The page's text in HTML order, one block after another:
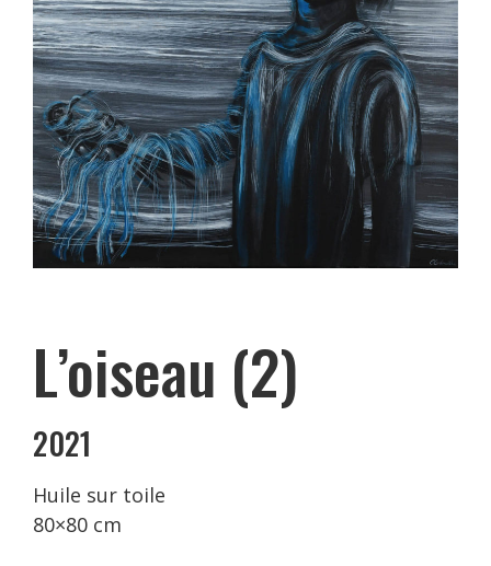
L’oiseau (2)
2021
Huile sur toile
80×80 cm